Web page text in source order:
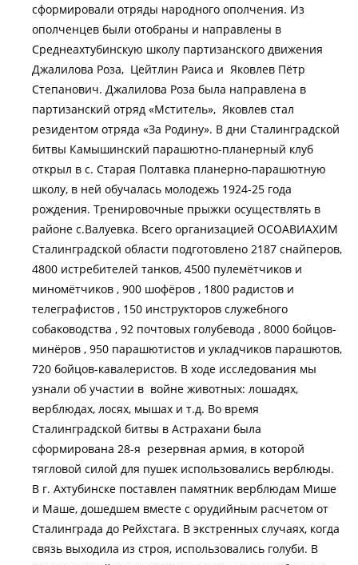
сформировали отряды народного ополчения. Из
ополченцев были отобраны и направлены в
Среднеахтубинскую школу партизанского движения
Джалилова Роза, Цейтлин Раиса и Яковлев Пётр
Степанович. Джалилова Роза была направлена в
партизанский отряд «Мститель», Яковлев стал
резидентом отряда «За Родину». В дни Сталинградской
битвы Камышинский парашютно-планерный клуб
открыл в с. Старая Полтавка планерно-парашютную
школу, в ней обучалась молодежь 1924-25 года
рождения. Тренировочные прыжки осуществлять в
районе с.Валуевка. Всего организацией ОСОАВИАХИМ
Сталинградской области подготовлено 2187 снайперов,
4800 истребителей танков, 4500 пулемётчиков и
миномётчиков , 900 шофёров , 1800 радистов и
телеграфистов , 150 инструкторов служебного
собаководства , 92 почтовых голубевода , 8000 бойцов-
минёров , 950 парашютистов и укладчиков парашютов,
720 бойцов-кавалеристов. В ходе исследования мы
узнали об участии в войне животных: лошадях,
верблюдах, лосях, мышах и т.д. Во время
Сталинградской битвы в Астрахани была
сформирована 28-я резервная армия, в которой
тягловой силой для пушек использовались верблюды.
В г. Ахтубинске поставлен памятник верблюдам Мише
и Маше, дошедшем вместе с орудийным расчетом от
Сталинграда до Рейхстага. В экстренных случаях, когда
связь выходила из строя, использовались голуби. В